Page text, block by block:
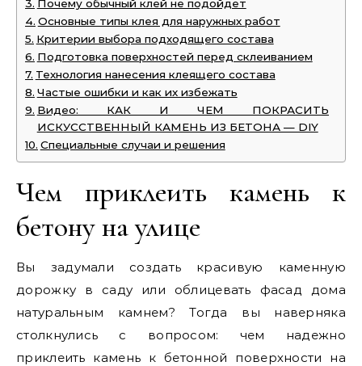
Почему обычный клей не подойдет
Основные типы клея для наружных работ
Критерии выбора подходящего состава
Подготовка поверхностей перед склеиванием
Технология нанесения клеящего состава
Частые ошибки и как их избежать
Видео: КАК И ЧЕМ ПОКРАСИТЬ
ИСКУССТВЕННЫЙ КАМЕНЬ ИЗ БЕТОНА — DIY
Специальные случаи и решения
Чем приклеить камень к
бетону на улице
Вы задумали создать красивую каменную
дорожку в саду или облицевать фасад дома
натуральным камнем? Тогда вы наверняка
столкнулись с вопросом: чем надежно
приклеить камень к бетонной поверхности на